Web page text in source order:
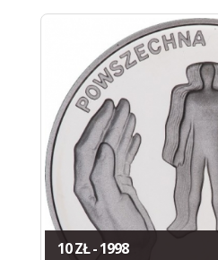
10 ZŁ - 1998